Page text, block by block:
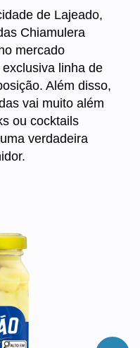
de Lajeado,
Chiamulera
mercado
linha de
Além disso,
vai muito além
ou cocktails
verdadeira